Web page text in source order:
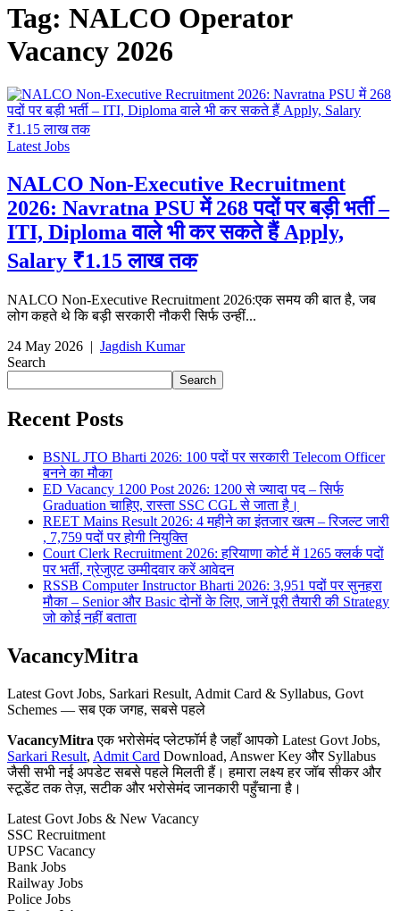
Tag: NALCO Operator
Vacancy 2026
Latest Jobs
NALCO Non-Executive Recruitment
2026: Navratna PSU में 268 पदों पर बड़ी भर्ती –
ITI, Diploma वाले भी कर सकते हैं Apply,
Salary ₹1.15 लाख तक
NALCO Non-Executive Recruitment 2026:एक समय की बात है, जब
लोग कहते थे कि बड़ी सरकारी नौकरी सिर्फ उन्हीं...
24 May 2026 | Jagdish Kumar
Search
Search
Recent Posts
BSNL JTO Bharti 2026: 100 पदों पर सरकारी Telecom Officer
बनने का मौका
ED Vacancy 1200 Post 2026: 1200 से ज्यादा पद – सिर्फ
Graduation चाहिए, रास्ता SSC CGL से जाता है।
REET Mains Result 2026: 4 महीने का इंतजार खत्म – रिजल्ट जारी
, 7,759 पदों पर होगी नियुक्ति
Court Clerk Recruitment 2026: हरियाणा कोर्ट में 1265 क्लर्क पदों
पर भर्ती, ग्रेजुएट उम्मीदवार करें आवेदन
RSSB Computer Instructor Bharti 2026: 3,951 पदों पर सुनहरा
मौका – Senior और Basic दोनों के लिए, जानें पूरी तैयारी की Strategy
जो कोई नहीं बताता
VacancyMitra
Latest Govt Jobs, Sarkari Result, Admit Card & Syllabus, Govt
Schemes — सब एक जगह, सबसे पहले
VacancyMitra एक भरोसेमंद प्लेटफॉर्म है जहाँ आपको Latest Govt Jobs,
Sarkari Result, Admit Card Download, Answer Key और Syllabus
जैसी सभी नई अपडेट सबसे पहले मिलती हैं। हमारा लक्ष्य हर जॉब सीकर और
स्टूडेंट तक तेज़, सटीक और भरोसेमंद जानकारी पहुँचाना है।
Latest Govt Jobs & New Vacancy
SSC Recruitment
UPSC Vacancy
Bank Jobs
Railway Jobs
Police Jobs